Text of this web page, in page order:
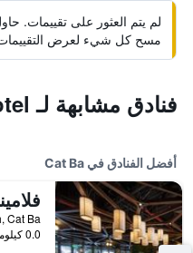
لم يتم العثور على تقييمات.
مسح كل شيء لعرض
فنادق مشابهة لـ Little Cat Ba Hotel
أفضل الفنادق في Cat Ba
0.0 كيلومتر عن وسط المدينة